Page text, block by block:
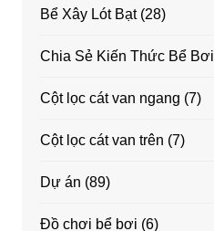
Bể Xây Lót Bạt(28)
Chia Sẻ Kiến Thức Bể Bơi
Cột lọc cát van ngang (7)
Cột lọc cát van trên (7)
Dự án (89)
Đồ chơi bể bơi (6)